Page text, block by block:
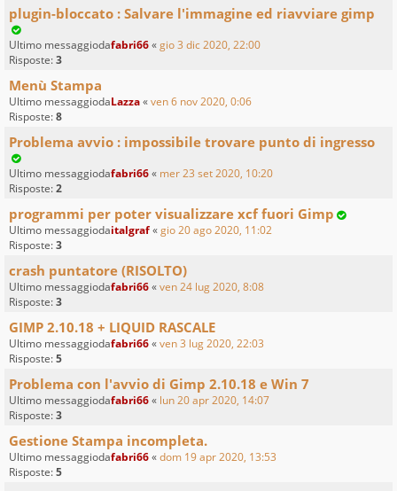
plugin-bloccato : Salvare l'immagine ed riavviare gimp
Ultimo messaggiodafabri66«gio 3 dic 2020, 22:00
Risposte:3
Menù Stampa
Ultimo messaggiodaLazza«ven 6 nov 2020, 0:06
Risposte:8
Problema avvio : impossibile trovare punto di ingresso
Ultimo messaggiodafabri66« mer 23 set 2020, 10:20
Risposte:2
programmi per poter visualizzare xcf fuori Gimp
Ultimo messaggiodaitalgraf«gio 20 ago 2020, 11:02
Risposte:3
crash puntatore (RISOLTO)
Ultimo messaggiodafabri66«ven 24 lug 2020, 8:08
Risposte:3
GIMP 2.10.18 + LIQUID RASCALE
Ultimo messaggiodafabri66«ven 3 lug 2020, 22:03
Risposte:5
Problema con l'avvio di Gimp 2.10.18 e Win 7
Ultimo messaggiodafabri66« lun 20 apr 2020, 14:07
Risposte:3
Gestione Stampa incompleta.
Ultimo messaggiodafabri66«dom 19 apr 2020, 13:53
Risposte:5